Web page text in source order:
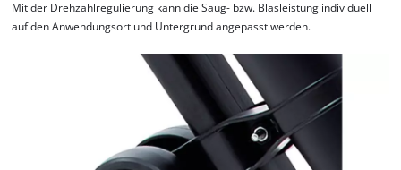
Mit der Drehzahlregulierung kann die Saug- bzw. Blasleistung individuell
auf den Anwendungsort und Untergrund angepasst werden.